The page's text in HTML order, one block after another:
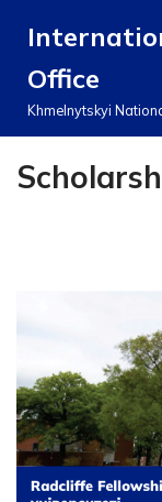
до
вмісту
Office
Khmelnytskyi